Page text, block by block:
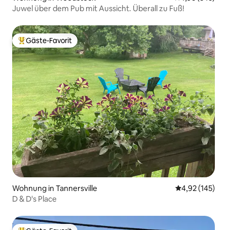
Juwel über dem Pub mit Aussicht. Überall zu Fuß!
Beliebter Gäste-Favorit.
Gäste-Favorit
Wohnung in Tannersville
4,92 (145)
D & D's Place